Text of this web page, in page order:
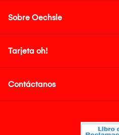
Sobre Oechsle
Tarjeta oh!
Contáctanos